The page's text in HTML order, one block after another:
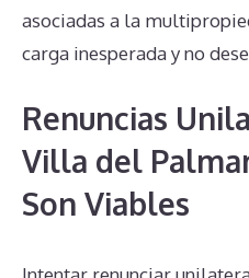
asociadas a la
carga inesperada y no
Renuncias
Villa del
Son Viables